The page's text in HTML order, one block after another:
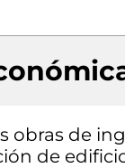
obras de
de